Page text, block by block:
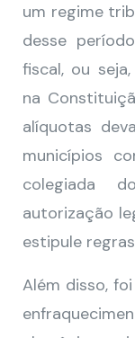
um regime
desse
fiscal, ou
na
alíquotas
municípios
colegiada
autorização
estipule
Além disso,